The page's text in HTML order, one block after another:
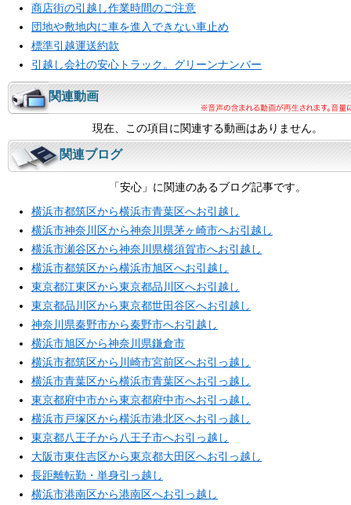
商店街の引越し作業時間のご注意
団地や敷地内に車を進入できない車止め
標準引越運送約款
引越し会社の安心トラック。グリーンナンバー
関連動画
現在、この項目に関連する動画はありません。
関連ブログ
「安心」に関連のあるブログ記事です。
横浜市都筑区から横浜市青葉区へお引越し
横浜市神奈川区から神奈川県茅ヶ崎市へお引越し
横浜市瀬谷区から神奈川県横須賀市へお引越し
横浜市都筑区から横浜市旭区へお引越し
東京都江東区から東京都品川区へお引越し
東京都品川区から東京都世田谷区へお引越し
神奈川県秦野市から秦野市へお引越し
横浜市旭区から神奈川県鎌倉市
横浜市都筑区から川崎市宮前区へお引っ越し
横浜市青葉区から横浜市青葉区へお引っ越し
東京都府中市から東京都府中市へお引っ越し
横浜市戸塚区から横浜市港北区へお引っ越し
東京都八王子から八王子市へお引っ越し
大阪市東住吉区から東京都大田区へお引っ越し
長距離転勤・単身引っ越し
横浜市港南区から港南区へお引っ越し